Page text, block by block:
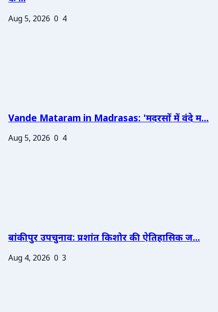
Aug 5, 2026 0 4
Vande Mataram in Madrasas: 'मदरसों में वंदे म...
Aug 5, 2026 0 4
बांकीपुर उपचुनाव: प्रशांत किशोर की ऐतिहासिक ज...
Aug 4, 2026 0 3